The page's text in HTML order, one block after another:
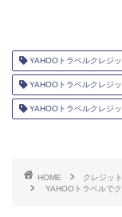
YAHOOトラベルクレジ
YAHOOトラベルクレジ
YAHOOトラベルクレジ
HOME
クレジッ
YAHOOトラベルで